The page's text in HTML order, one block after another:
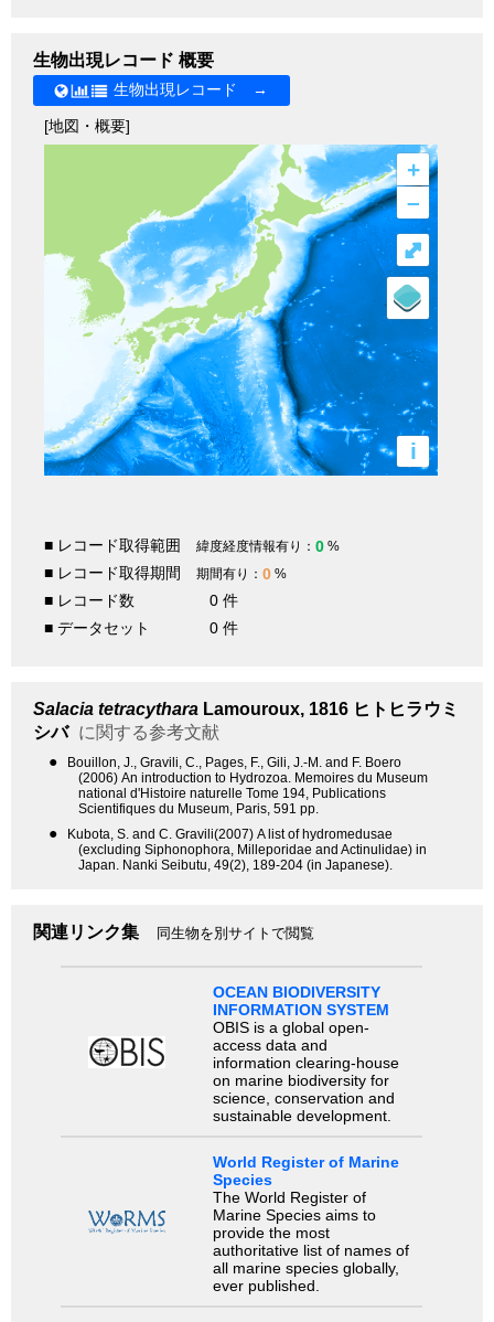
生物出現レコード 概要
生物出現レコード →
[地図・概要]
+
–
i
⤢
■ レコード取得範囲 緯度経度情報有り： 0 %
■ レコード取得期間 期間有り： 0 %
■ レコード数
0 件
■ データセット
0 件
Salacia tetracythara Lamouroux, 1816 ヒトヒラウミ
シバ に関する参考文献
●
Bouillon, J., Gravili, C., Pages, F., Gili, J.-M. and F. Boero
(2006) An introduction to Hydrozoa. Memoires du Museum
national d'Histoire naturelle Tome 194, Publications
Scientifiques du Museum, Paris, 591 pp.
●
Kubota, S. and C. Gravili(2007) A list of hydromedusae
(excluding Siphonophora, Milleporidae and Actinulidae) in
Japan. Nanki Seibutu, 49(2), 189-204 (in Japanese).
関連リンク集 同生物を別サイトで閲覧
OCEAN BIODIVERSITY
INFORMATION SYSTEM
OBIS is a global open-
access data and
information clearing-house
on marine biodiversity for
science, conservation and
sustainable development.
World Register of Marine
Species
The World Register of
Marine Species aims to
provide the most
authoritative list of names of
all marine species globally,
ever published.